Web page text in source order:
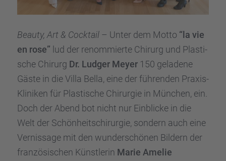
Beauty, Art & Cocktail– Unter dem Motto “la vie
en rose” lud der renom­mierte Chirurg und Plasti­
sche Chirurg Dr. Ludger Meyer150 geladene
Gäste in die Villa Bella, eine der führen­den Praxis-
Klini­ken für Plasti­sche Chirur­gie in München, ein.
Doch der Abend bot nicht nur Einbli­cke in die
Welt der Schön­heits­chir­ur­gie, sondern auch eine
Vernis­sage mit den wunder­schö­nen Bildern der
franzö­si­schen Künst­le­rin Marie Amelie